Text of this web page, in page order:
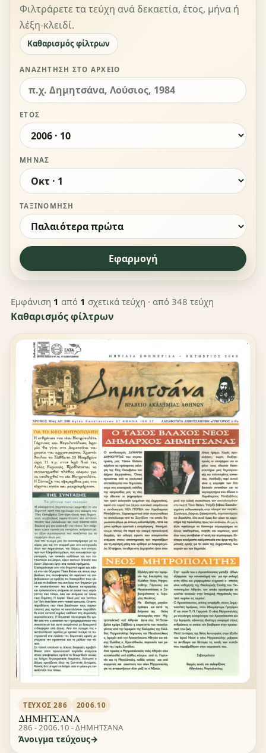
Φιλτράρετε τα τεύχη ανά δεκαετία, έτος, μήνα ή
λέξη-κλειδί.
Καθαρισμός φίλτρων
ΑΝΑΖΉΤΗΣΗ ΣΤΟ ΑΡΧΕΊΟ
ΈΤΟΣ
ΜΉΝΑΣ
ΤΑΞΙΝΌΜΗΣΗ
Εφαρμογή
Εμφάνιση 1 από 1 σχετικά τεύχη · από 348 τεύχη
Καθαρισμός φίλτρων
ΤΕΎΧΟΣ 286 2006.10
ΔΗΜΗΤΣΑΝΑ
286 - 2006.10 - ΔΗΜΗΤΣΑΝΑ
Άνοιγμα τεύχους